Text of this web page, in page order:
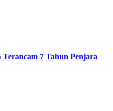
7 Tahun Penjara